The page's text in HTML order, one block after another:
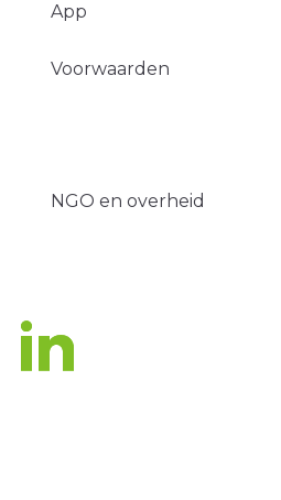
App
Voorwaarden
NGO en overheid